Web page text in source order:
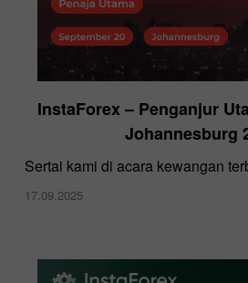
InstaForex – Penganjur
Johannesburg
Sertai kami di acara kewangan
17.09.2025